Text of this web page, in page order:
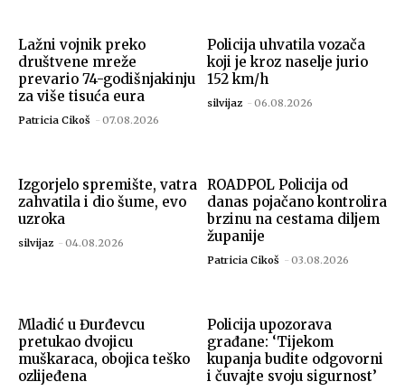
Lažni vojnik preko
društvene mreže
prevario 74-godišnjakinju
za više tisuća eura
Patricia Cikoš - 07.08.2026
Policija uhvatila vozača
koji je kroz naselje jurio
152 km/h
silvijaz - 06.08.2026
Izgorjelo spremište, vatra
zahvatila i dio šume, evo
uzroka
silvijaz - 04.08.2026
ROADPOL Policija od
danas pojačano kontrolira
brzinu na cestama diljem
županije
Patricia Cikoš - 03.08.2026
Mladić u Đurđevcu
pretukao dvojicu
muškaraca, obojica teško
ozlijeđena
Policija upozorava
građane: ‘Tijekom
kupanja budite odgovorni
i čuvajte svoju sigurnost’